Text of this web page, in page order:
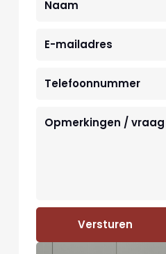
Versturen